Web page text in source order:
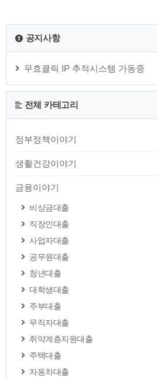
공지사항
무효클릭 IP 추적시스템 가동중
전체 카테고리
정부정책이야기
생활건강이야기
금융이야기
비상금대출
직장인대출
사업자대출
공무원대출
청년대출
대학생대출
주부대출
무직자대출
취약계층지원대출
주택대출
자동차대출